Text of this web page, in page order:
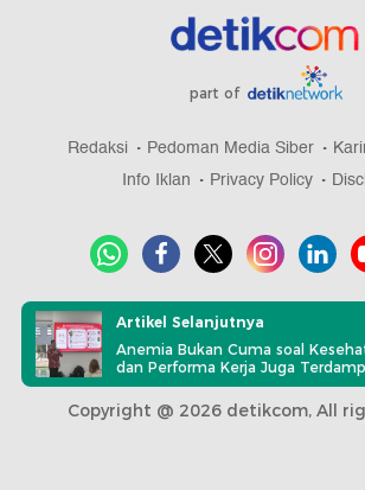
part of
Redaksi Pedoman Media Siber
Info Iklan
Privacy Policy
Copyright @ 2026 detikcom, All
Artikel Selanjutnya
Anemia Bukan Cuma soal
dan Performa Kerja Juga